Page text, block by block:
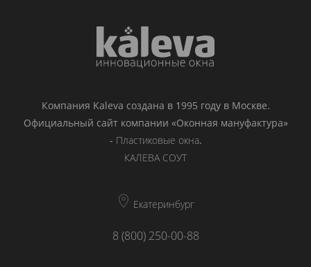
Компания Kaleva создана в 1995 году в Москве.
Официальный сайт компании «Оконная мануфактура»
- Пластиковые окна.
КАЛЕВА СОУТ
Екатеринбург
8 (800) 250-00-88